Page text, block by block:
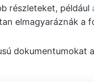
részleteket, például
elmagyaráznák a
dokumentumokat